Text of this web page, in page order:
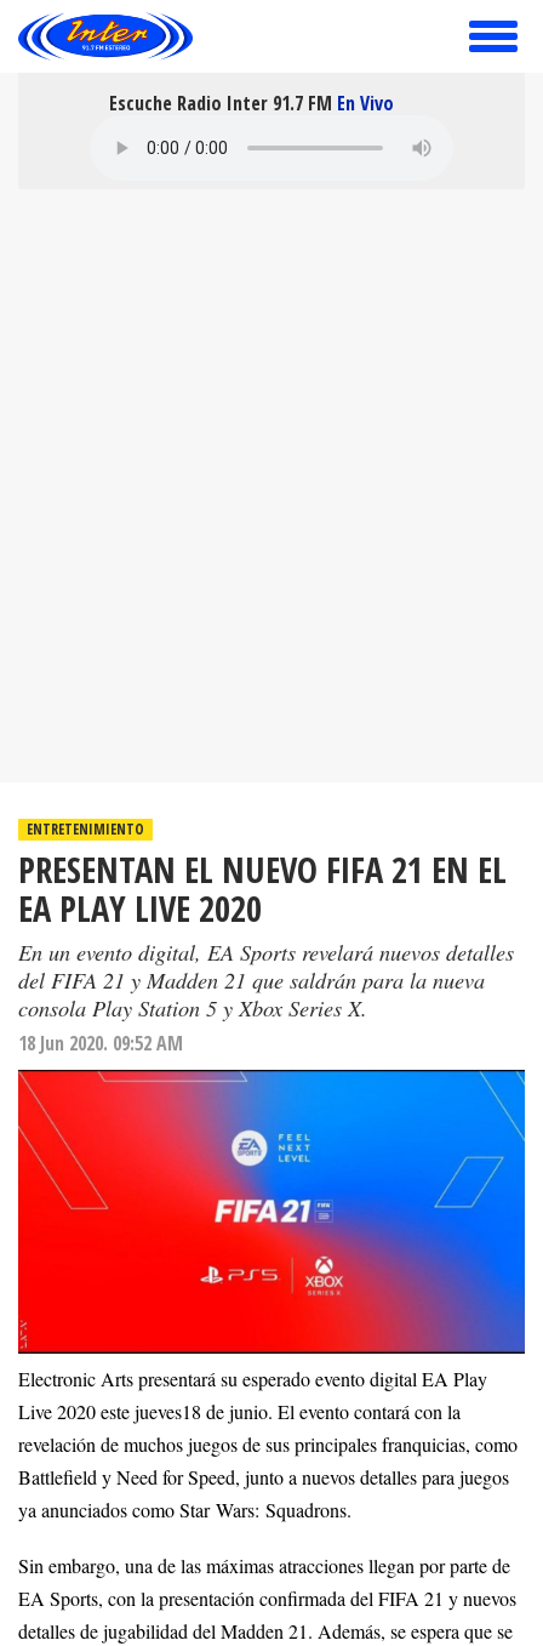
toggle
Escuche Radio Inter 91.7 FM En Vivo
ENTRETENIMIENTO
PRESENTAN EL NUEVO FIFA 21 EN EL
EA PLAY LIVE 2020
En un evento digital, EA Sports revelará nuevos detalles
del FIFA 21 y Madden 21 que saldrán para la nueva
consola Play Station 5 y Xbox Series X.
18 Jun 2020. 09:52 AM
Electronic Arts presentará su esperado evento digital EA Play
Live 2020 este jueves18 de junio. El evento contará con la
revelación de muchos juegos de sus principales franquicias, como
Battlefield y Need for Speed, junto a nuevos detalles para juegos
ya anunciados como Star Wars: Squadrons.
Sin embargo, una de las máximas atracciones llegan por parte de
EA Sports, con la presentación confirmada del FIFA 21 y nuevos
detalles de jugabilidad del Madden 21. Además, se espera que se